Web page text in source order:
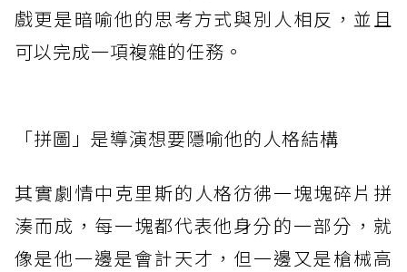
戲更是暗喻他的思考方式與別人相反，並且
可以完成一項複雜的任務。
「拼圖」是導演想要隱喻他的人格結構
其實劇情中克里斯的人格彷彿一塊塊碎片拼
湊而成，每一塊都代表他身分的一部分，就
像是他一邊是會計天才，但一邊又是槍械高